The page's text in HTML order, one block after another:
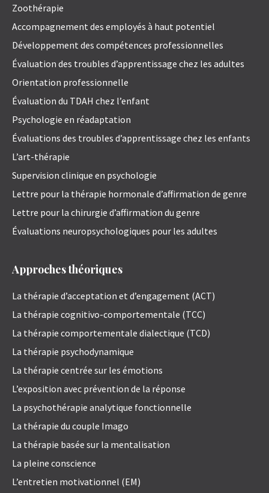
Zoothérapie
Accompagnement des employés à haut potentiel
Développement des compétences professionnelles
Évaluation des troubles d’apprentissage chez les adultes
Orientation professionnelle
Évaluation du TDAH chez l’enfant
Psychologie en réadaptation
Évaluations des troubles d’apprentissage chez les enfants
L’art-thérapie
Supervision clinique en psychologie
Lettre pour la thérapie hormonale d’affirmation de genre
Lettre pour la chirurgie d’affirmation du genre
Évaluations neuropsychologiques pour les adultes
Approches théoriques
La thérapie d’acceptation et d’engagement (ACT)
La thérapie cognitivo-comportementale (TCC)
La thérapie comportementale dialectique (TCD)
La thérapie psychodynamique
La thérapie centrée sur les émotions
L’exposition avec prévention de la réponse
La psychothérapie analytique fonctionnelle
La thérapie du couple Imago
La thérapie basée sur la mentalisation
La pleine conscience
L’entretien motivationnel (EM)